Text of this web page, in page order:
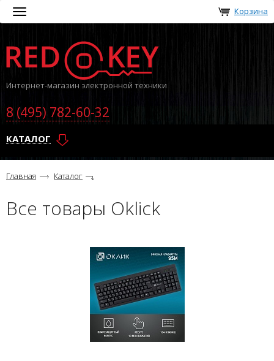
Toggle
navigation
Корзина
Интернет-магазин электронной техники
8 (495) 782-60-32
КАТАЛОГ
Главная Каталог
Все товары Oklick